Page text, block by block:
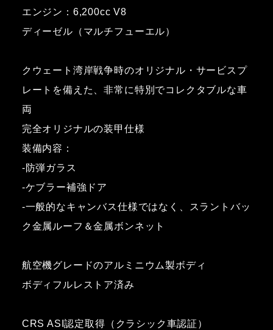
エンジン：6,200cc V8
ディーゼル（マルチフューエル）
クウェート湾岸戦争時のオリジナル・サービスプ
レートを備えた、非常に特別でコレクタブルな車
両
完全オリジナルの装甲仕様
装備内容：
-防弾ガラス
-ケブラー補強ドア
-一般的なキャンバス仕様ではなく、スラントバッ
ク金属ルーフ＆金属ボンネット
航空機グレードのアルミニウム製ボディ
ボディフルレストア済み
CRS ASI認定取得（クラシック車認証）